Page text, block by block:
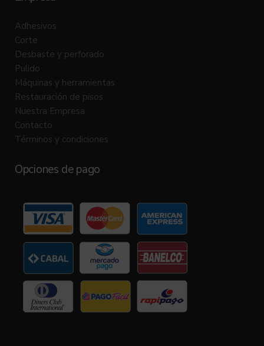
Adhesivos
Corte
Desbaste y perforado
Pulido
Máquinas y herramientas
Restauración de pisos
Nuestra Empresa
Contacto
Términos y condiciones
Opciones de pago